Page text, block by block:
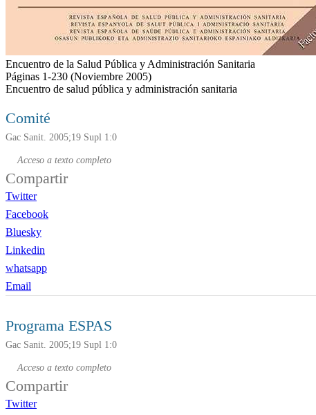
Encuentro de la Salud Pública y Administración Sanitaria
Páginas 1-230 (Noviembre 2005)
Encuentro de salud pública y administración sanitaria
Comité
Gac Sanit. 2005;19 Supl 1:0
Acceso a texto completo
Compartir
Twitter
Facebook
Bluesky
Linkedin
whatsapp
Email
Programa ESPAS
Gac Sanit. 2005;19 Supl 1:0
Acceso a texto completo
Compartir
Twitter